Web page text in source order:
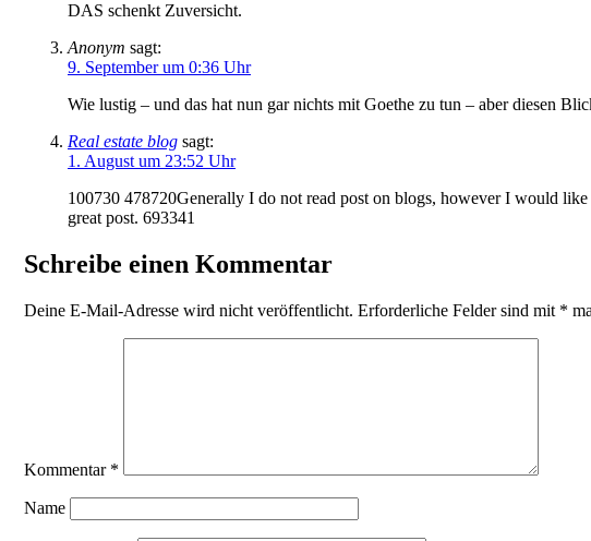
DAS schenkt Zuversicht.
Anonym sagt:
9. September um 0:36 Uhr
Wie lustig – und das hat nun gar nichts mit Goethe zu tun – aber diesen
Real estate blog sagt:
1. August um 23:52 Uhr
100730 478720Generally I do not read post on blogs, however I would
great post. 693341
Schreibe einen Kommentar
Deine E-Mail-Adresse wird nicht veröffentlicht. Erforderliche Felder sind mit *
Kommentar *
Name